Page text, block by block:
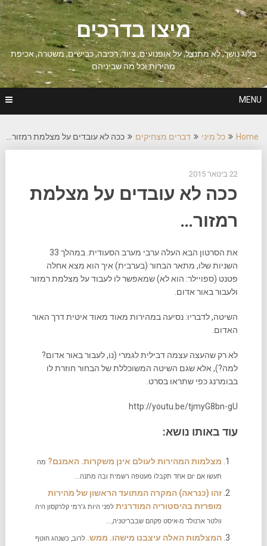
Skip
to
content
מיצו בדרכים
בלוג נושך, לא מתנצל, על אופנועים, ציוד, רכיבה, כבישים, משטרה, אכיפת
מהירות וכל מה שביניהם
MENU
Home כל מיני דברים מצחיקים ככה לא עובדים על מצלמת רמזור…
22 בינואר 2015
ככה לא עובדים על מצלמת
רמזור…
את הסרטון הבא העלה ערבי מערב הסעודית. במהלך 33
השניות שלו, מתאר הבחור (בערבית) איך הוא מצא אחלה
פטנט (ספויילר: הוא לא) שמאפשר לו לעבוד על מצלמת רמזור
ולעבור באור אדום.
השיטה, לדבריו: נסיעה במהירות מאוד מאוד איטית דרך האור
האדום.
לא רק שהעצה עצמה דבילית לגמרי (נו, לעבור באור אדום?
למה?), אלא שגם השיטה המשוכללת של הבחור חוזרת לו
בבומרנג כפי שתראו בסרט.
http://youtu.be/tjmyG8bn-gU
עוד באותו נושא:
מצלמות המהירות לעולם אינן משקרות. האמנם? מה
תעשו אם יום אחד תקבלו מעטפה רשמית ובה מתנה...
זהו (כנראה) המקרה המתועד הראשון של מהירות
מופרזת בהיסטוריה המודרנית לפני היות ג'רמי קלרקסון היה
וולטר ארנולד מ-איסט פקהם שבבריטניה,...
המצלמות האלה עיצבנו מישהו. ממש. לרוב, כשנהג חוטף